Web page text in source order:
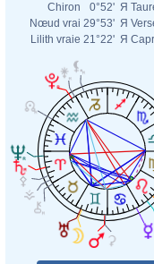
Chiron
0°52' Я
Nœud vrai 29°53' Я
Lilith vraie 21°22' Я